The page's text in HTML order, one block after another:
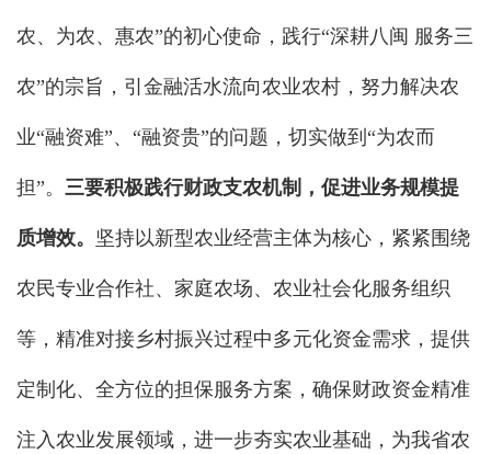
农、为农、惠农”的初心使命，践行“深耕八闽 服务三
农”的宗旨，引金融活水流向农业农村，努力解决农
业“融资难”、“融资贵”的问题，切实做到“为农而
担”。 三要积极践行财政支农机制，促进业务规模提
质增效。 坚持以新型农业经营主体为核心，紧紧围绕
农民专业合作社、家庭农场、农业社会化服务组织
等，精准对接乡村振兴过程中多元化资金需求，提供
定制化、全方位的担保服务方案，确保财政资金精准
注入农业发展领域，进一步夯实农业基础，为我省农